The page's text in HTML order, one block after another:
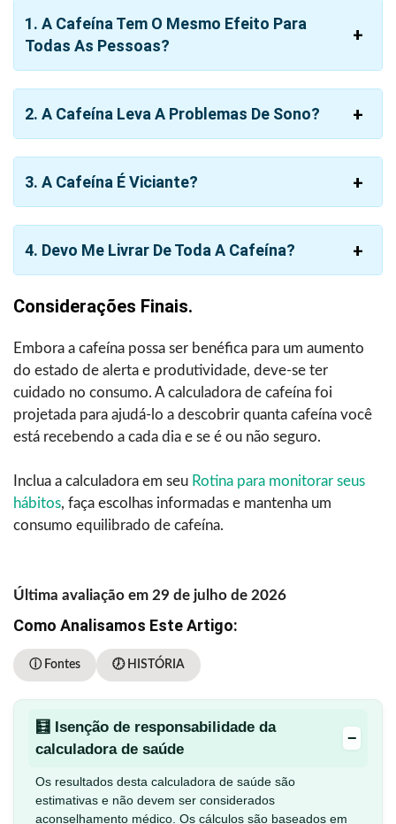
1. A Cafeína Tem O Mesmo Efeito Para
Todas As Pessoas?
2. A Cafeína Leva A Problemas De Sono?
3. A Cafeína É Viciante?
4. Devo Me Livrar De Toda A Cafeína?
Considerações Finais.
Embora a cafeína possa ser benéfica para um aumento
do estado de alerta e produtividade, deve-se ter
cuidado no consumo. A calculadora de cafeína foi
projetada para ajudá-lo a descobrir quanta cafeína você
está recebendo a cada dia e se é ou não seguro.
Inclua a calculadora em seu Rotina para monitorar seus
hábitos, faça escolhas informadas e mantenha um
consumo equilibrado de cafeína.
Última avaliação em 29 de julho de 2026
Como Analisamos Este Artigo:
ⓘ Fontes 🕖 HISTÓRIA
🧮 Isenção de responsabilidade da
calculadora de saúde
−
Os resultados desta calculadora de saúde são
estimativas e não devem ser considerados
aconselhamento médico. Os cálculos são baseados em